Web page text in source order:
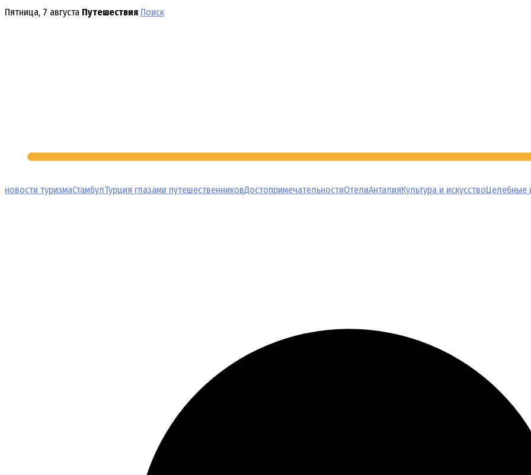
Перейти
Пятница, 7 августа Путешествия Поиск
новости туризмаСтамбулТурция глазами путешественниковДостопримечательностиОтелиАнталияКультура и искусствоЦелебные